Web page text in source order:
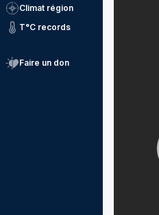
Climat région
T°C records
Faire un don